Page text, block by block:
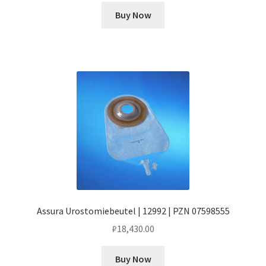
Buy Now
Assura Urostomiebeutel | 12992 | PZN 07598555
₽18,430.00
Buy Now